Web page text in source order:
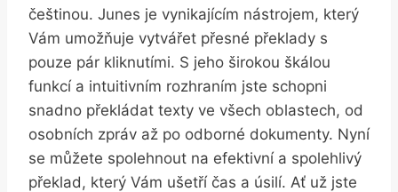
češtinou. Junes je vynikajícím nástrojem,‍ který​
Vám umožňuje vytvářet přesné překlady⁢ s
pouze pár kliknutími. S jeho širokou škálou
funkcí ⁢a‍ intuitivním ‌rozhraním jste schopni
snadno překládat texty ‌ve všech oblastech, ​od
osobních ⁢zpráv až po odborné dokumenty.‌ Nyní
se můžete spolehnout na efektivní a spolehlivý
překlad, který Vám ušetří ‍čas a‌ úsilí. Ať ⁣už jste